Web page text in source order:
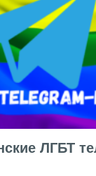
ЛГБТ